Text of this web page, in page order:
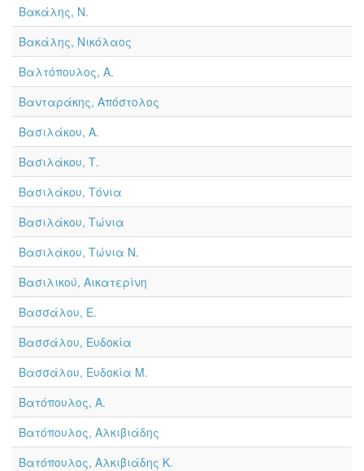
Βακάλης, Ν.
Βακάλης, Νικόλαος
Βαλτόπουλος, Α.
Βανταράκης, Απόστολος
Βασιλάκου, Α.
Βασιλάκου, Τ.
Βασιλάκου, Τόνια
Βασιλάκου, Τώνια
Βασιλάκου, Τώνια Ν.
Βασιλικού, Αικατερίνη
Βασσάλου, Ε.
Βασσάλου, Ευδοκία
Βασσάλου, Ευδοκία Μ.
Βατόπουλος, Α.
Βατόπουλος, Αλκιβιάδης
Βατόπουλος, Αλκιβιάδης Κ.